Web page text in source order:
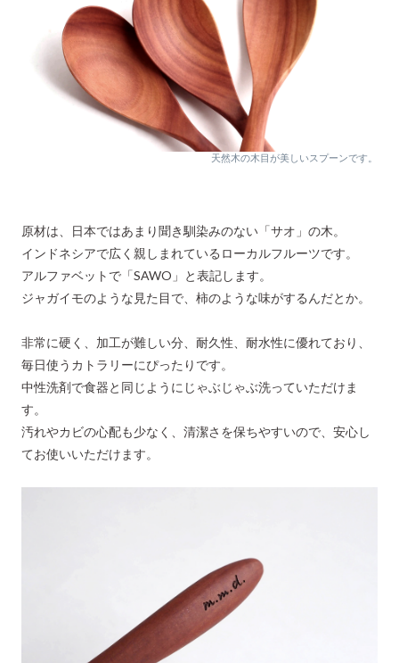
天然木の木目が美しいスプーンです。
原材は、日本ではあまり聞き馴染みのない「サオ」の木。
インドネシアで広く親しまれているローカルフルーツです。
アルファベットで「SAWO」と表記します。
ジャガイモのような見た目で、柿のような味がするんだとか。
非常に硬く、加工が難しい分、耐久性、耐水性に優れており、
毎日使うカトラリーにぴったりです。
中性洗剤で食器と同じようにじゃぶじゃぶ洗っていただけま
す。
汚れやカビの心配も少なく、清潔さを保ちやすいので、安心し
てお使いいただけます。